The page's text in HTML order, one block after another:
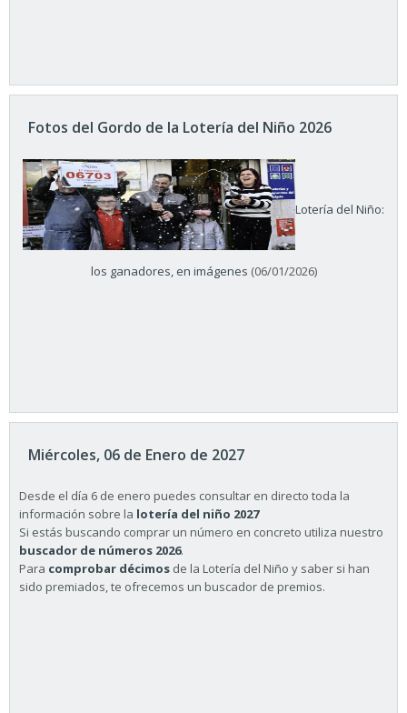
Fotos del Gordo de la Lotería del Niño 2026
Lotería del Niño:
los ganadores, en imágenes (06/01/2026)
Miércoles, 06 de Enero de 2027
Desde el día 6 de enero puedes consultar en directo toda la
información sobre la lotería del niño 2027
Si estás buscando comprar un número en concreto utiliza nuestro
buscador de números 2026.
Para comprobar décimos de la Lotería del Niño y saber si han
sido premiados, te ofrecemos un buscador de premios.